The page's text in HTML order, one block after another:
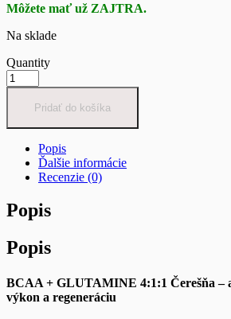
Môžete mať už ZAJTRA.
Na sklade
Quantity
Pridať do košíka
Popis
Ďalšie informácie
Recenzie (0)
Popis
Popis
BCAA + GLUTAMINE 4:1:1 Čerešňa –
výkon a regeneráciu